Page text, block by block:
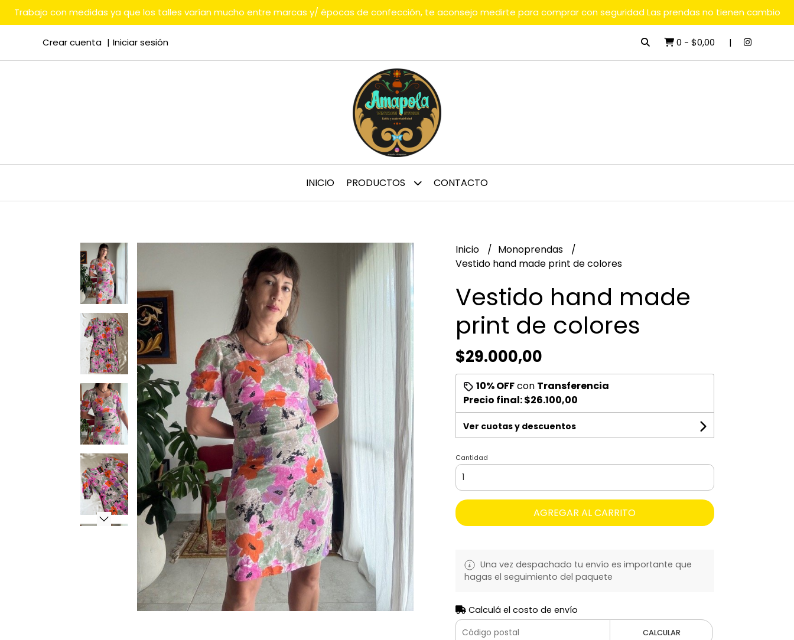
Trabajo con medidas ya que los talles varían mucho entre marcas y/ épocas de confección, te aconsejo medirte para comprar con seguridad Las prendas no tienen cambio
Crear cuenta Iniciar sesión 0 - $0,00
INICIO PRODUCTOS CONTACTO
Inicio
Monoprendas
Vestido hand made print de colores
Vestido hand made
print de colores
$29.000,00
10% OFFcon Transferencia
Precio final:$26.100,00
Ver cuotas y descuentos
Cantidad
AGREGAR AL CARRITO
Una vez despachado tu envío es importante que
hagas el seguimiento del paquete
Calculá el costo de envío
CALCULAR